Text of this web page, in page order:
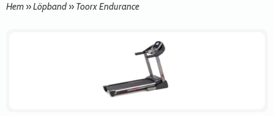
Hem »Löpband » Toorx Endurance